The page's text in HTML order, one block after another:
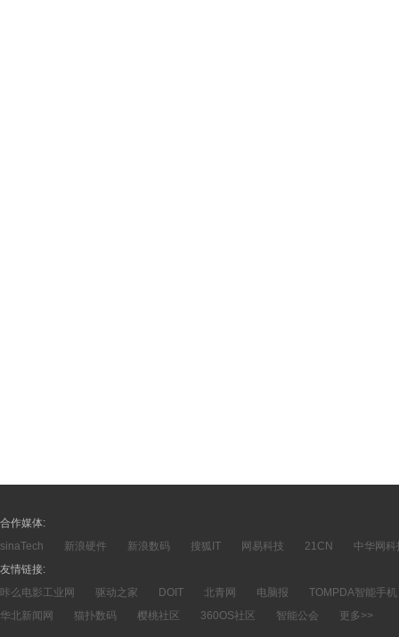
合作媒体:
sinaTech
新浪硬件 新浪数码 搜狐IT 网易科技 21CN
中华网科
友情链接:
咔么电影工业网
驱动之家 DOIT 北青网 电脑报
TOMPDA智能手机
华北新闻网
猫扑数码 樱桃社区 360OS社区 智能公会 更多>>